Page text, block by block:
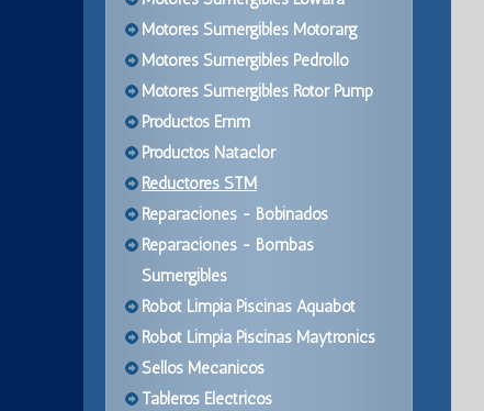
Motores Sumergibles Motorarg
Motores Sumergibles Pedrollo
Motores Sumergibles Rotor Pump
Productos Emm
Productos Nataclor
Reductores STM
Reparaciones - Bobinados
Reparaciones - Bombas
Sumergibles
Robot Limpia Piscinas Aquabot
Robot Limpia Piscinas Maytronics
Sellos Mecanicos
Tableros Electricos